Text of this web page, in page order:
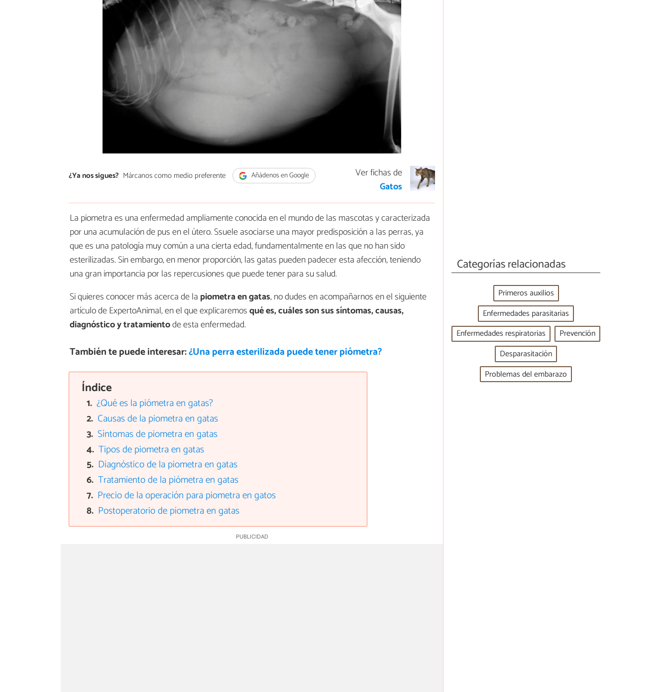
¿Ya nos sigues? Márcanos como medio preferente Añádenos en Google
Ver fichas de
Gatos
La piometra es una enfermedad ampliamente conocida en el mundo de las mascotas y caracterizada
por una acumulación de pus en el útero. Ssuele asociarse una mayor predisposición a las perras, ya
que es una patología muy común a una cierta edad, fundamentalmente en las que no han sido
esterilizadas. Sin embargo, en menor proporción, las gatas pueden padecer esta afección, teniendo
una gran importancia por las repercusiones que puede tener para su salud.
Si quieres conocer más acerca de la piometra en gatas, no dudes en acompañarnos en el siguiente
artículo de ExpertoAnimal, en el que explicaremosqué es, cuáles son sus síntomas, causas,
diagnóstico y tratamientode esta enfermedad.
También te puede interesar:¿Una perra esterilizada puede tener piómetra?
Índice
¿Qué es la piómetra en gatas?
Causas de la piometra en gatas
Síntomas de piometra en gatas
Tipos de piometra en gatas
Diagnóstico de la piometra en gatas
Tratamiento de la piómetra en gatas
Precio de la operación para piometra en gatos
Postoperatorio de piometra en gatas
Categorías relacionadas
Primeros auxilios
Enfermedades parasitarias
Enfermedades respiratorias
Prevención
Desparasitación
Problemas del embarazo